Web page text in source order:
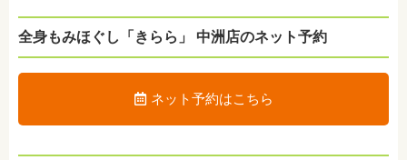
全身もみほぐし「きらら」 中洲店のネット予約
ネット予約はこちら